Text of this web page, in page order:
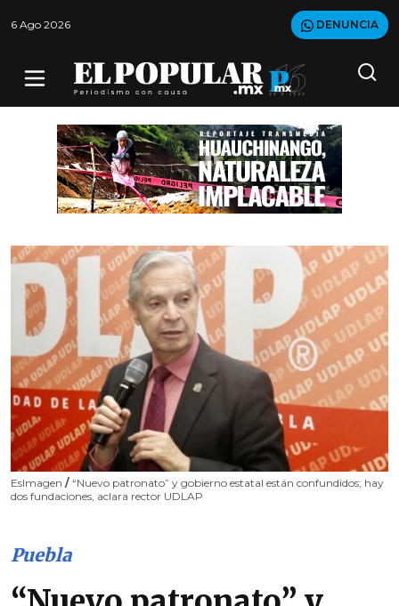
6 Ago 2026 DENUNCIA
EsImagen / “Nuevo patronato” y gobierno estatal están confundidos; hay
dos fundaciones, aclara rector UDLAP
Puebla